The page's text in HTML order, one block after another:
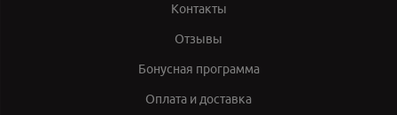
Контакты
Отзывы
Бонусная программа
Оплата и доставка